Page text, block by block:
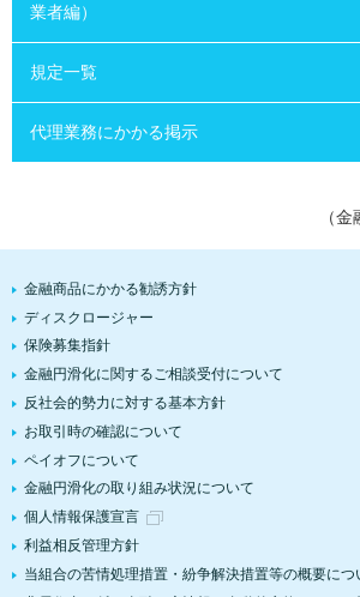
業者編）
規定一覧
代理業務にかかる掲示
（
金融商品にかかる勧誘方針
ディスクロージャー
保険募集指針
金融円滑化に関するご相談受付について
反社会的勢力に対する基本方針
お取引時の確認について
ペイオフについて
金融円滑化の取り組み状況について
個人情報保護宣言
利益相反管理方針
当組合の苦情処理措置・紛争解決措置等の概要につ